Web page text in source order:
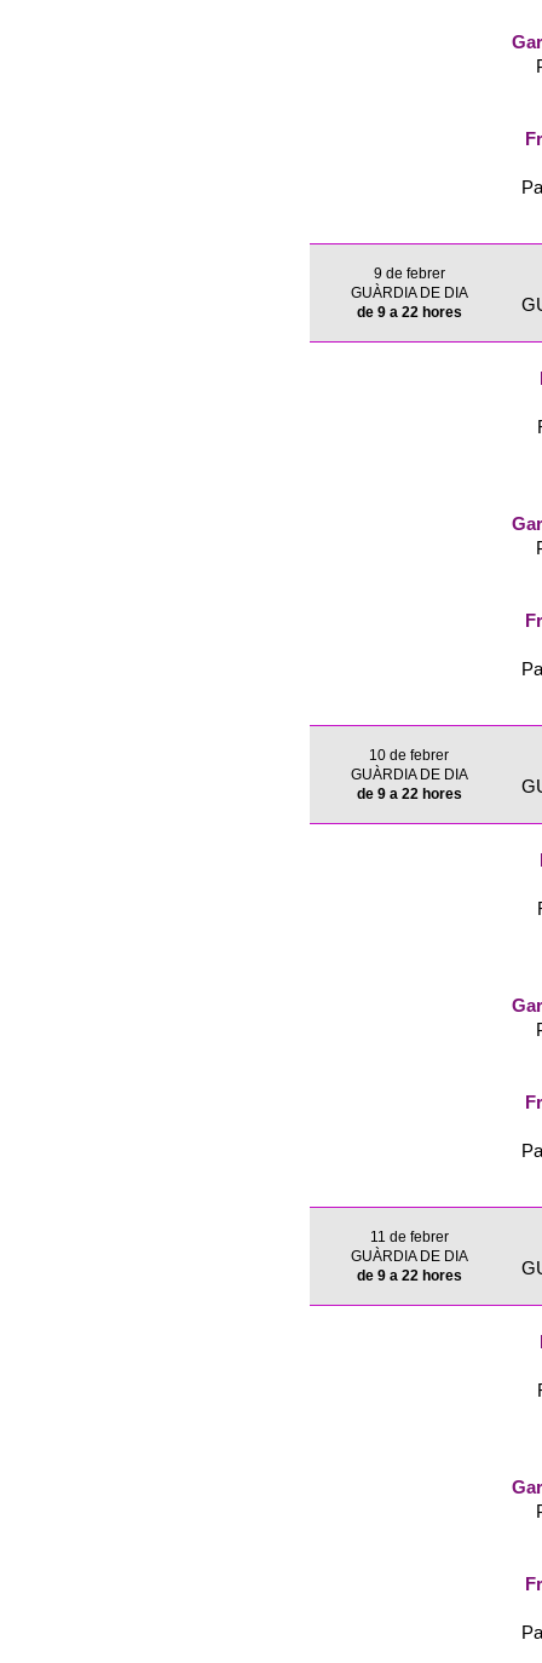
9 de febrer
GUÀRDIA DE DIA
de 9 a 22 hores
10 de febrer
GUÀRDIA DE DIA
de 9 a 22 hores
11 de febrer
GUÀRDIA DE DIA
de 9 a 22 hores